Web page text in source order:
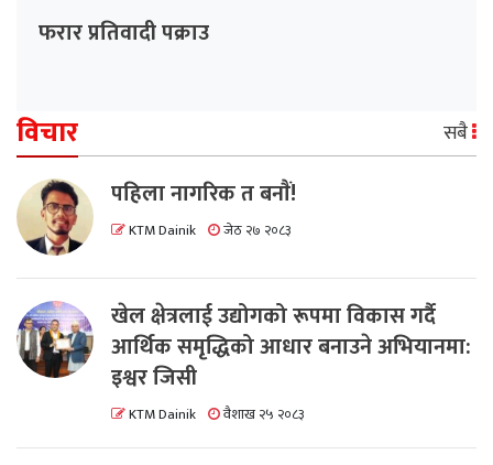
फरार प्रतिवादी पक्राउ
विचार सबै
पहिला नागरिक त बनाैं!
KTM Dainik जेठ २७ २०८३
खेल क्षेत्रलाई उद्योगको रूपमा विकास गर्दै
आर्थिक समृद्धिको आधार बनाउने अभियानमा:
इश्वर जिसी
KTM Dainik वैशाख २५ २०८३